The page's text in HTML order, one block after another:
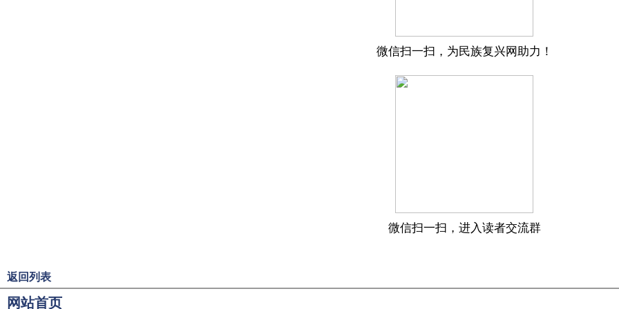
微信扫一扫，为民族复兴网助力！
微信扫一扫，进入读者交流群
返回列表
网站首页